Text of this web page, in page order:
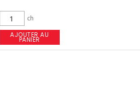
ch
AJOUTER AU
PANIER